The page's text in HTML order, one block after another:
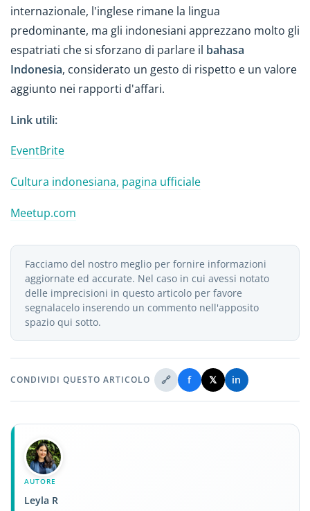
internazionale, l'inglese rimane la lingua
predominante, ma gli indonesiani apprezzano molto gli
espatriati che si sforzano di parlare il bahasa
Indonesia, considerato un gesto di rispetto e un valore
aggiunto nei rapporti d'affari.
Link utili:
EventBrite
Cultura indonesiana, pagina ufficiale
Meetup.com
Facciamo del nostro meglio per fornire informazioni
aggiornate ed accurate. Nel caso in cui avessi notato
delle imprecisioni in questo articolo per favore
segnalacelo inserendo un commento nell'apposito
spazio qui sotto.
CONDIVIDI QUESTO ARTICOLO 🔗 f 𝕏 in
AUTORE
Leyla R